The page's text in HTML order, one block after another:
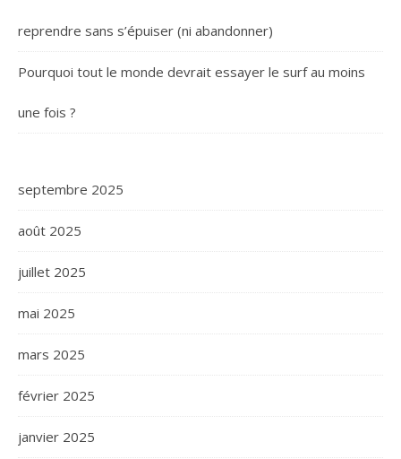
reprendre sans s’épuiser (ni abandonner)
Pourquoi tout le monde devrait essayer le surf au moins
une fois ?
septembre 2025
août 2025
juillet 2025
mai 2025
mars 2025
février 2025
janvier 2025